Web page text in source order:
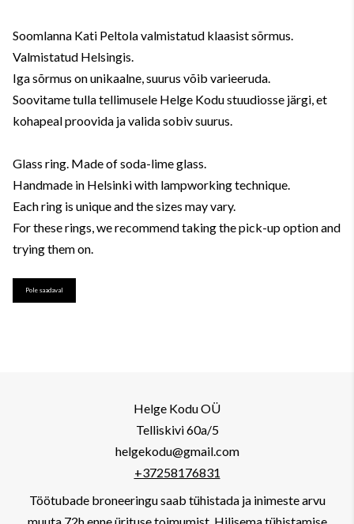
Soomlanna Kati Peltola valmistatud klaasist sõrmus.
Valmistatud Helsingis.
Iga sõrmus on unikaalne, suurus võib varieeruda.
Soovitame tulla tellimusele Helge Kodu stuudiosse järgi, et
kohapeal proovida ja valida sobiv suurus.
Glass ring. Made of soda-lime glass.
Handmade in Helsinki with lampworking technique.
Each ring is unique and the sizes may vary.
For these rings, we recommend taking the pick-up option and
trying them on.
Pole saadaval
Helge Kodu OÜ
Telliskivi 60a/5
helgekodu@gmail.com
+37258176831
Töötubade broneeringu saab tühistada ja inimeste arvu